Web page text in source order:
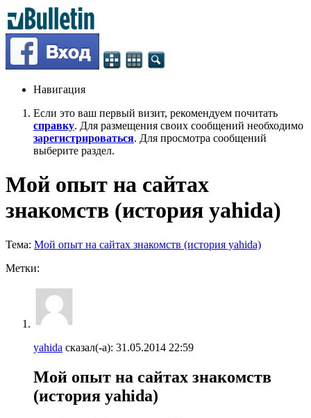
Навигация
Если это ваш первый визит, рекомендуем почитать
справку. Для размещения своих сообщений необходимо
зарегистрироваться. Для просмотра сообщений
выберите раздел.
Мой опыт на сайтах
знакомств (история yahida)
Тема: Мой опыт на сайтах знакомств (история yahida)
Метки:
yahida сказал(-а): 31.05.2014 22:59
Мой опыт на сайтах знакомств
(история yahida)